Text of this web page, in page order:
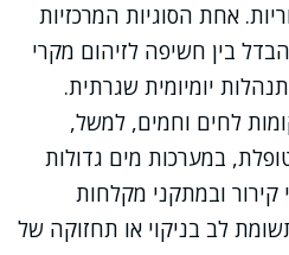
אחת הסוגיות המרכזיות
בין חשיפה לזיהום מקרי
יומיומית שגרתית.
לחים וחמים, למשל,
במערכות מים גדולות
ובמתקני מקלחות
לב בניקוי או תחזוקה של